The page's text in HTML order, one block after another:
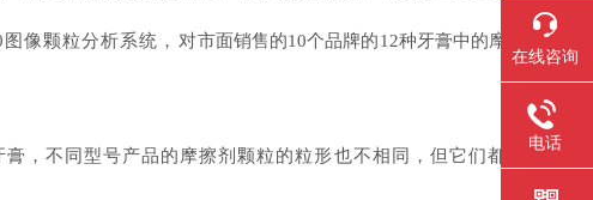
像颗粒分析系统，对市面销售的10个品牌的12种牙膏中的摩
，不同型号产品的摩擦剂颗粒的粒形也不相同，但它们都
在线咨询
电话